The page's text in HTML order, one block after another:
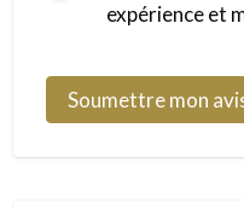
expérience et
Soumettre mon